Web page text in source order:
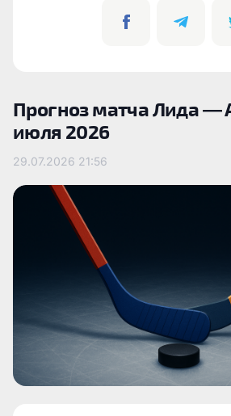
Прогноз матча Лида —
июля 2026
29.07.2026 21:56